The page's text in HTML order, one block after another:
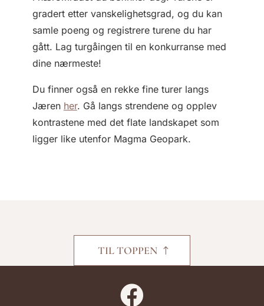
gradert etter vanskelighetsgrad, og du kan
samle poeng og registrere turene du har
gått. Lag turgåingen til en konkurranse med
dine nærmeste!
Du finner også en rekke fine turer langs
Jæren her. Gå langs strendene og opplev
kontrastene med det flate landskapet som
ligger like utenfor Magma Geopark.
TIL TOPPEN
